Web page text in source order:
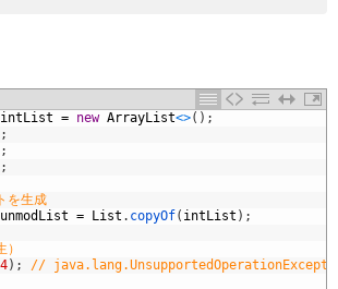
intList = new ArrayList<>( ) ;
;
;
;
を生成
unmodList = List . copyOf( intList ) ;
4) ; //